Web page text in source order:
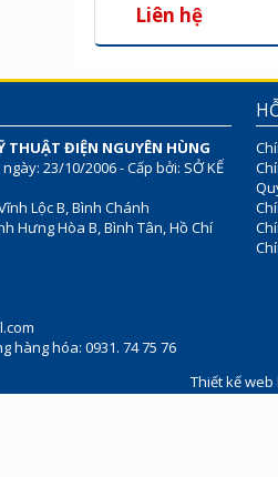
Liên hệ
THUẬT ĐIỆN NGUYÊN HÙNG
23/10/2006 - Cấp bởi: SỞ KẾ
Lộc B, Bình Chánh
Hưng Hòa B, Bình Tân, Hồ Chí
hàng hóa: 0931. 74 75 76
Thiết kế web